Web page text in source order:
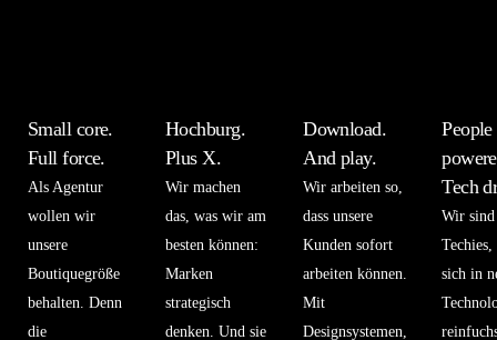
Small core.
Full force.
Als Agentur
wollen wir
unsere
Boutiquegröße
behalten. Denn
die
Hochburg.
Plus X.
Wir machen
das, was wir am
besten können:
Marken
strategisch
denken. Und sie
Download.
And play.
Wir arbeiten so,
dass unsere
Kunden sofort
arbeiten können.
Mit
Designsystemen,
People
Tech
Wir sind
Techies,
sich in